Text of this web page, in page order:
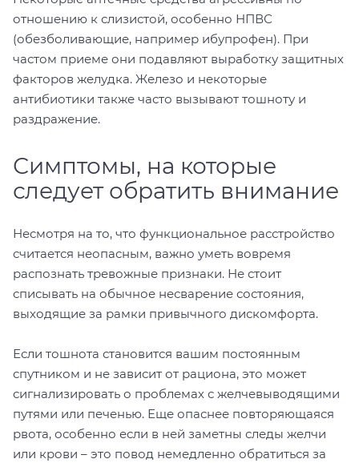
отношению к слизистой, особенно НПВС
(обезболивающие, например ибупрофен). При
частом приеме они подавляют выработку защитных
факторов желудка. Железо и некоторые
антибиотики также часто вызывают тошноту и
раздражение.
Симптомы, на которые
следует обратить внимание
Несмотря на то, что функциональное расстройство
считается неопасным, важно уметь вовремя
распознать тревожные признаки. Не стоит
списывать на обычное несварение состояния,
выходящие за рамки привычного дискомфорта.
Если тошнота становится вашим постоянным
спутником и не зависит от рациона, это может
сигнализировать о проблемах с желчевыводящими
путями или печенью. Еще опаснее повторяющаяся
рвота, особенно если в ней заметны следы желчи
или крови – это повод немедленно обратиться за